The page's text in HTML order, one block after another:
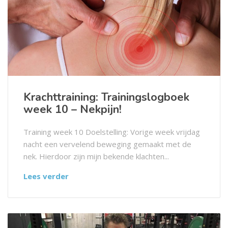
Krachttraining: Trainingslogboek
week 10 – Nekpijn!
Training week 10 Doelstelling: Vorige week vrijdag
nacht een vervelend beweging gemaakt met de
nek. Hierdoor zijn mijn bekende klachten...
Lees verder